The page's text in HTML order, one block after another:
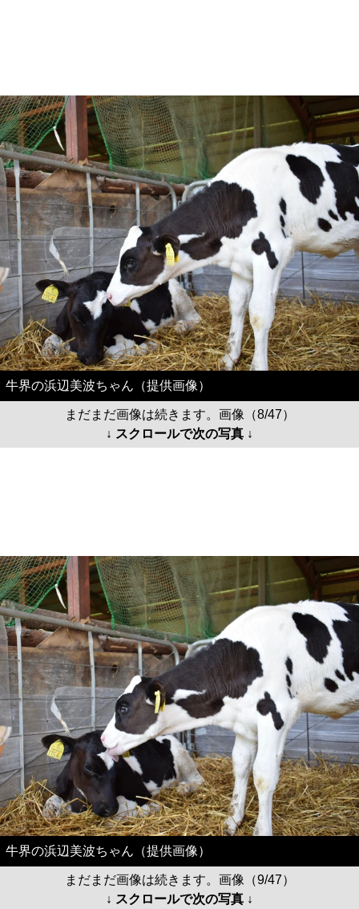
牛界の浜辺美波ちゃん（提供画像）
まだまだ画像は続きます。画像（8/47）
↓ スクロールで次の写真 ↓
牛界の浜辺美波ちゃん（提供画像）
まだまだ画像は続きます。画像（9/47）
↓ スクロールで次の写真 ↓